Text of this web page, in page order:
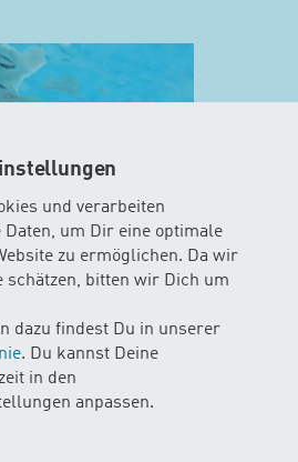
und verarbeiten
Daten, um Dir eine optimale
zu ermöglichen. Da wir
schätzen, bitten wir Dich um
dazu findest Du in unserer
. Du kannst Deine
in den
anpassen.
MINIS
WOCHEN
können Babys das
mit all ihren Sinnen